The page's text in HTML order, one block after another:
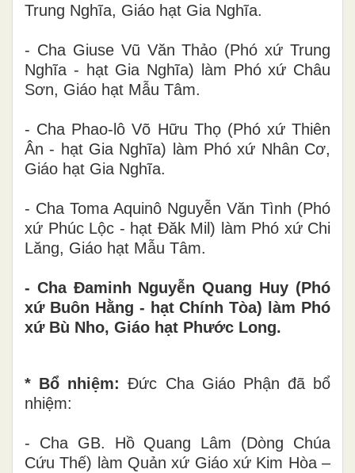
Trung Nghĩa, Giáo hạt Gia Nghĩa.
- Cha Giuse Vũ Văn Thảo (Phó xứ Trung
Nghĩa - hạt Gia Nghĩa) làm Phó xứ Châu
Sơn, Giáo hạt Mẫu Tâm.
- Cha Phao-lô Võ Hữu Thọ (Phó xứ Thiên
Ân - hạt Gia Nghĩa) làm Phó xứ Nhân Cơ,
Giáo hạt Gia Nghĩa.
- Cha Toma Aquinô Nguyễn Văn Tình (Phó
xứ Phúc Lộc - hạt Đăk Mil) làm Phó xứ Chi
Lăng, Giáo hạt Mẫu Tâm.
- Cha Đaminh Nguyễn Quang Huy (Phó
xứ Buôn Hằng - hạt Chính Tòa) làm Phó
xứ Bù Nho, Giáo hạt Phước Long.
* Bổ nhiệm: Đức Cha Giáo Phận đã bổ
nhiệm:
- Cha GB. Hồ Quang Lâm (Dòng Chúa
Cứu Thế) làm Quản xứ Giáo xứ Kim Hòa –